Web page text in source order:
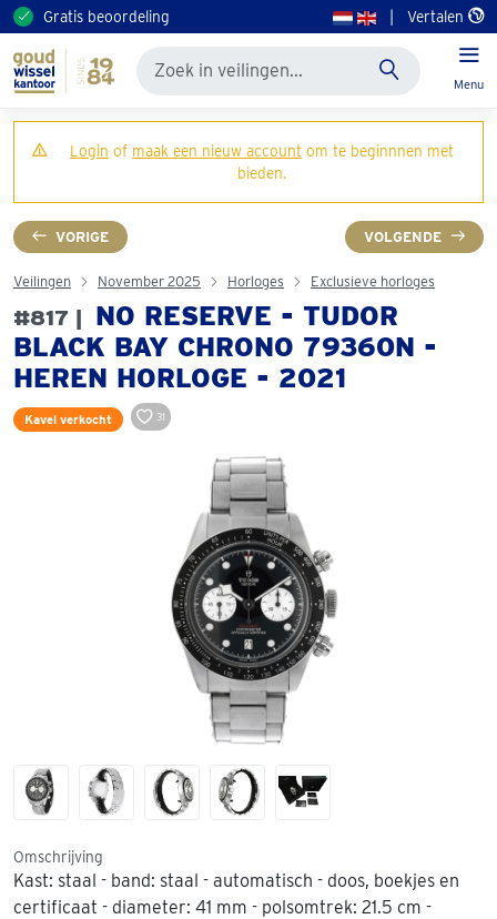
Gratis beoordeling Vertalen
Menu
Login of maak een nieuw account om te beginnnen met
bieden.
VORIGE VOLGENDE
Veilingen November 2025 Horloges Exclusieve horloges
#817 |
NO RESERVE - TUDOR
BLACK BAY CHRONO 79360N -
HEREN HORLOGE - 2021
Kavel verkocht 31
Omschrijving
Kast: staal - band: staal - automatisch - doos, boekjes en
certificaat - diameter: 41 mm - polsomtrek: 21.5 cm -